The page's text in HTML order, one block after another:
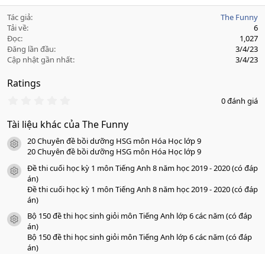
Tác giả
The Funny
Tải về
6
Đọc
1,027
Đăng lần đầu
3/4/23
Cập nhật gần nhất
3/4/23
Ratings
0
0
s
a
o
0 đánh giá
Tài liệu khác của The Funny
icon tài liệu
20 Chuyên đề bồi dưỡng HSG môn Hóa Học lớp 9
20 Chuyên đề bồi dưỡng HSG môn Hóa Học lớp 9
icon tài liệu
Đề thi cuối học kỳ 1 môn Tiếng Anh 8 năm học 2019 - 2020 (có đáp
án)
Đề thi cuối học kỳ 1 môn Tiếng Anh 8 năm học 2019 - 2020 (có đáp
án)
icon tài liệu
Bộ 150 đề thi học sinh giỏi môn Tiếng Anh lớp 6 các năm (có đáp
án)
Bộ 150 đề thi học sinh giỏi môn Tiếng Anh lớp 6 các năm (có đáp
án)